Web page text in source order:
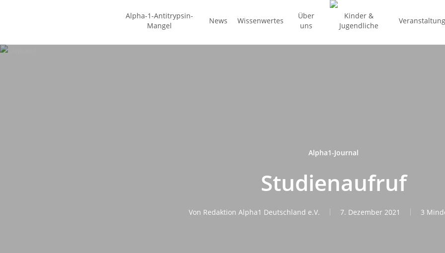
Alpha-1-Antitrypsin-
Mangel
News Wissenwertes
Über
uns
Kinder &
Jugendliche
Alpha1-Journal
Studienaufruf
Von Redaktion Alpha1 Deutschland e.V. 7. Dezember 2021 3